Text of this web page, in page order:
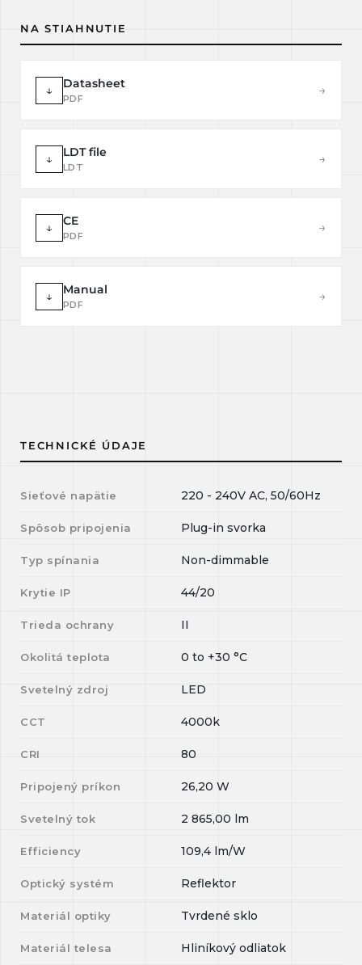
NA STIAHNUTIE
↓ Datasheet
PDF
→
↓ LDT file
LDT
→
↓ CE
PDF
→
↓ Manual
PDF
→
TECHNICKÉ ÚDAJE
Sieťové napätie 220 - 240V AC, 50/60Hz
Spôsob pripojenia Plug-in svorka
Typ spínania Non-dimmable
Krytie IP 44/20
Trieda ochrany II
Okolitá teplota 0 to +30 °C
Svetelný zdroj LED
CCT 4000k
CRI 80
Pripojený príkon 26,20 W
Svetelný tok 2 865,00 lm
Efficiency 109,4 lm/W
Optický systém Reflektor
Materiál optiky Tvrdené sklo
Materiál telesa Hliníkový odliatok